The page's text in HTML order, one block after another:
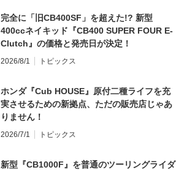
完全に「旧CB400SF」を超えた!? 新型
400ccネイキッド『CB400 SUPER FOUR E-
Clutch』の価格と発売日が決定！
2026/8/1 トピックス
ホンダ『Cub HOUSE』原付二種ライフを充
実させるための新拠点、ただの販売店じゃあ
りません！
2026/7/1 トピックス
新型『CB1000F』を普通のツーリングライダ